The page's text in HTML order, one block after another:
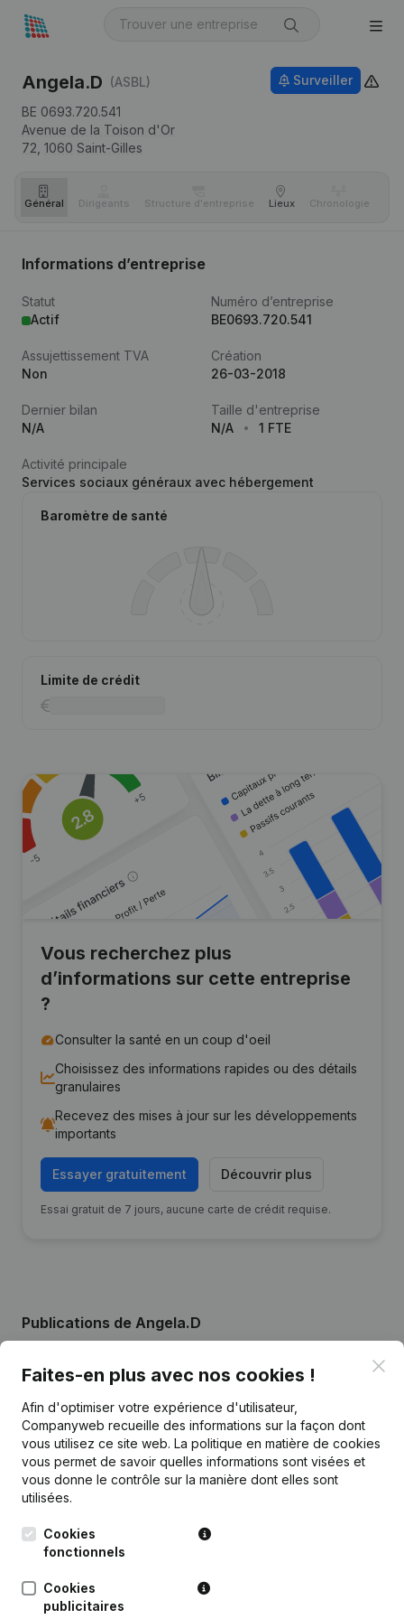
Angela.D (ASBL)
BE 0693.720.541
Avenue de la Toison d'Or
72, 1060 Saint-Gilles
Surveiller
Général Dirigeants Structure d'entreprise Lieux Chronologie
Informations d’entreprise
Statut
Actif
Numéro d’entreprise
BE0693.720.541
Assujettissement TVA
Non
Création
26-03-2018
Dernier bilan
N/A
Taille d'entreprise
N/A
1 FTE
Activité principale
Services sociaux généraux avec hébergement
Baromètre de santé
Limite de crédit
Vous recherchez plus
d’informations sur cette entreprise
?
Consulter la santé en un coup d'oeil
Choisissez des informations rapides ou des détails
granulaires
Recevez des mises à jour sur les développements
importants
Essayer gratuitement Découvrir plus
Essai gratuit de 7 jours, aucune carte de crédit requise.
Publications de Angela.D
Date Publication
09-07-2026 Demissions, Nominations
04-07-2025 Demissions, Nominations
Faites-en plus avec nos cookies !
Afin d'optimiser votre expérience d'utilisateur,
Companyweb recueille des informations sur la façon dont
vous utilisez ce site web. La politique en matière de cookies
vous permet de savoir quelles informations sont visées et
vous donne le contrôle sur la manière dont elles sont
utilisées.
Cookies
fonctionnels
Cookies
publicitaires